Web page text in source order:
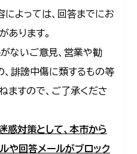
によっては、回答までにお
あります。
ないご意見、営業や勧
、誹謗中傷に類するもの等
ますので、ご了承くださ
惑対策として、本市から
や回答メールがブロック